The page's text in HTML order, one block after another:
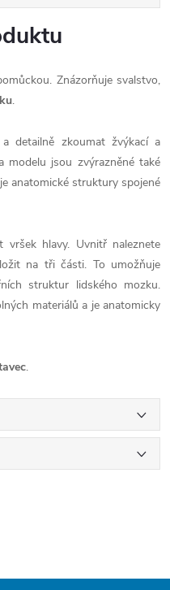
Znázorňuje svalstvo,
.
detailně zkoumat žvýkací a
modelu jsou zvýrazněné také
anatomické struktury spojené
vršek hlavy. Uvnitř naleznete
na tři části. To umožňuje
struktur lidského mozku.
materiálů a je anatomicky
.